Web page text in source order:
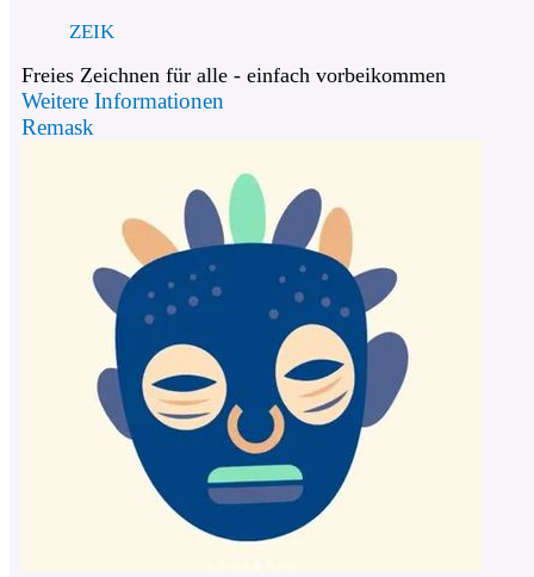
ZEIK
Freies Zeichnen für alle - einfach vorbeikommen
Weitere Informationen
Remask